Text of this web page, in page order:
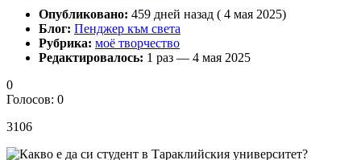
Опубликовано: 459 дней назад ( 4 мая 2025)
Блог: Пенджер към света
Рубрика: моё творчество
Редактировалось: 1 раз — 4 мая 2025
0
Голосов: 0
3106